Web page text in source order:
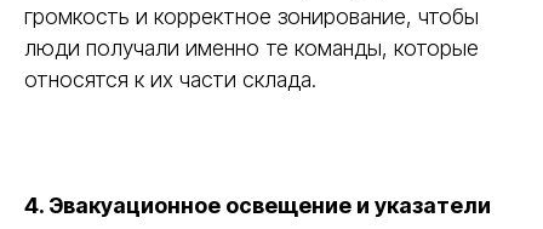
громкость и корректное зонирование, чтобы
люди получали именно те команды, которые
относятся к их части склада.
4. Эвакуационное освещение и указатели